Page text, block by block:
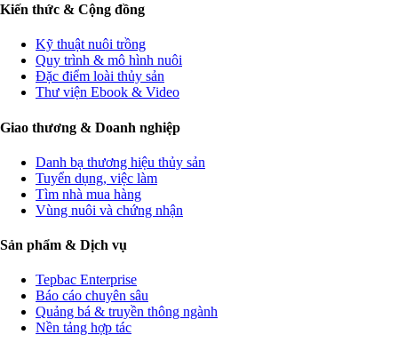
Kiến thức & Cộng đồng
Kỹ thuật nuôi trồng
Quy trình & mô hình nuôi
Đặc điểm loài thủy sản
Thư viện Ebook & Video
Giao thương & Doanh nghiệp
Danh bạ thương hiệu thủy sản
Tuyển dụng, việc làm
Tìm nhà mua hàng
Vùng nuôi và chứng nhận
Sản phẩm & Dịch vụ
Tepbac Enterprise
Báo cáo chuyên sâu
Quảng bá & truyền thông ngành
Nền tảng hợp tác